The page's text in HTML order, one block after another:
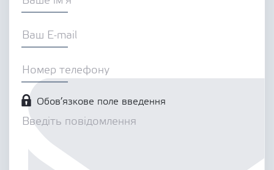
Обов’язкове поле введення